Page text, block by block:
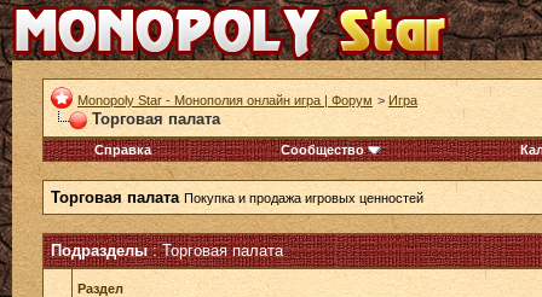
Monopoly Star - Монополия онлайн игра | Форум > Игра
Торговая палата
Справка Сообщество
Торговая палата Покупка и продажа игровых ценностей
Подразделы: Торговая палата
Раздел